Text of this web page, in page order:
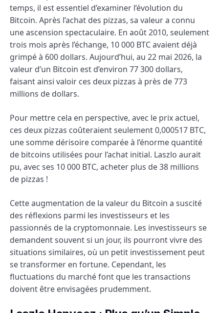
temps, il est essentiel d’examiner l’évolution du
Bitcoin. Après l’achat des pizzas, sa valeur a connu
une ascension spectaculaire. En août 2010, seulement
trois mois après l’échange, 10 000 BTC avaient déjà
grimpé à 600 dollars. Aujourd’hui, au 22 mai 2026, la
valeur d’un Bitcoin est d’environ 77 300 dollars,
faisant ainsi valoir ces deux pizzas à près de 773
millions de dollars.
Pour mettre cela en perspective, avec le prix actuel,
ces deux pizzas coûteraient seulement 0,000517 BTC,
une somme dérisoire comparée à l’énorme quantité
de bitcoins utilisées pour l’achat initial. Laszlo aurait
pu, avec ses 10 000 BTC, acheter plus de 38 millions
de pizzas !
Cette augmentation de la valeur du Bitcoin a suscité
des réflexions parmi les investisseurs et les
passionnés de la cryptomonnaie. Les investisseurs se
demandent souvent si un jour, ils pourront vivre des
situations similaires, où un petit investissement peut
se transformer en fortune. Cependant, les
fluctuations du marché font que les transactions
doivent être envisagées prudemment.